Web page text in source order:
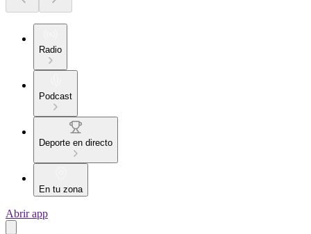
Radio
Podcast
Deporte en directo
En tu zona
Abrir app